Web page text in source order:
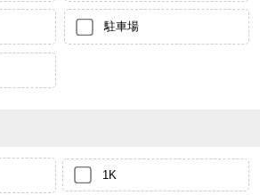
駐車場
1K